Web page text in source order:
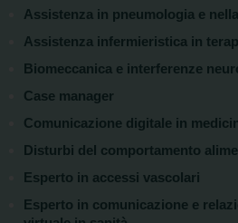
Assistenza in pneumologia e
Assistenza infermieristica in
Biomeccanica e interferenze
Case manager
Comunicazione digitale in
Disturbi del comportamento
Esperto in accessi vascolari
Esperto in comunicazione e